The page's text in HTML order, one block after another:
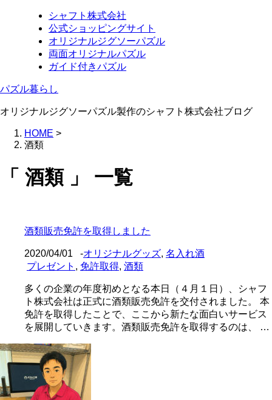
シャフト株式会社
公式ショッピングサイト
オリジナルジグソーパズル
両面オリジナルパズル
ガイド付きパズル
パズル暮らし
オリジナルジグソーパズル製作のシャフト株式会社ブログ
HOME >
酒類
「 酒類 」 一覧
酒類販売免許を取得しました
2020/04/01 -オリジナルグッズ, 名入れ酒
プレゼント , 免許取得, 酒類
多くの企業の年度初めとなる本日（４月１日）、シャフ
ト株式会社は正式に酒類販売免許を交付されました。 本
免許を取得したことで、ここから新たな面白いサービス
を展開していきます。酒類販売免許を取得するのは、 …